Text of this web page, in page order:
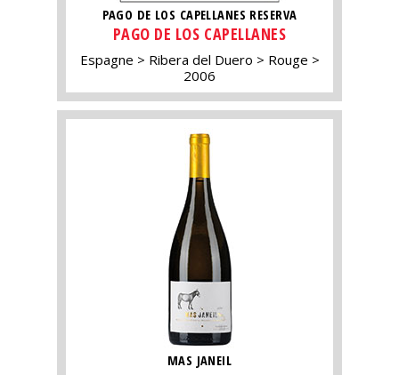
PAGO DE LOS CAPELLANES RESERVA
PAGO DE LOS CAPELLANES
Espagne Ribera del Duero
Rouge
2006
MAS JANEIL